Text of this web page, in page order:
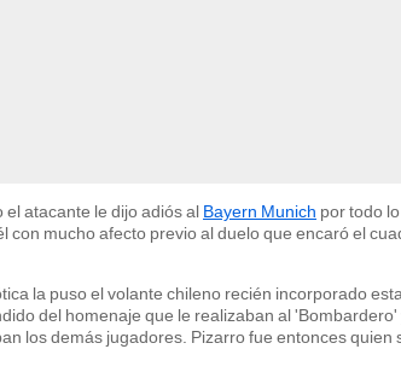
el atacante le dijo adiós al Bayern Munich por todo
con mucho afecto previo al duelo que encaró el
la puso el volante chileno recién incorporado
del homenaje que le realizaban al
los demás jugadores. Pizarro fue entonces quien